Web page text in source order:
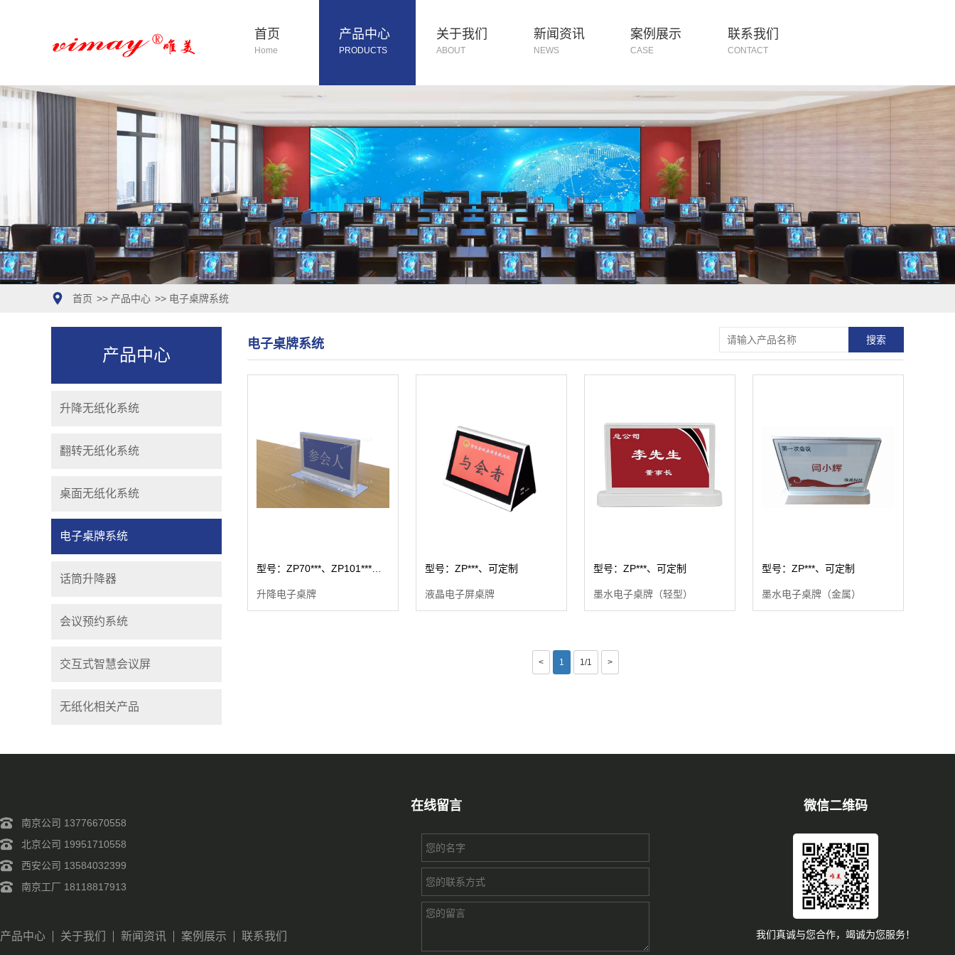
首页
Home
产品中心
PRODUCTS
关于我们
ABOUT
新闻资讯
NEWS
案例展示
CASE
联系我们
CONTACT
首页 >> 产品中心 >> 电子桌牌系统
产品中心
升降无纸化系统
翻转无纸化系统
桌面无纸化系统
电子桌牌系统
话筒升降器
会议预约系统
交互式智慧会议屏
无纸化相关产品
电子桌牌系统
升降电子桌牌
型号：ZP***、可定制
液晶电子屏桌牌
型号：ZP***、可定制
墨水电子桌牌（轻型）
型号：ZP***、可定制
墨水电子桌牌（金属）
< 1 1/1 >
南京公司 13776670558
北京公司 19951710558
西安公司 13584032399
南京工厂 18118817913
产品中心 关于我们 新闻资讯 案例展示 联系我们
在线留言 微信二维码
我们真诚与您合作，竭诚为您服务！